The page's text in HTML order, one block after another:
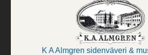
K A Almgren sidenväveri &